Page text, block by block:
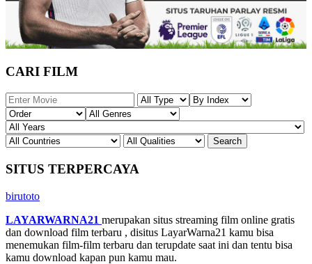
CARI FILM
SITUS TERPERCAYA
birutoto
LAYARWARNA21 merupakan situs streaming film online gratis
dan download film terbaru , disitus LayarWarna21 kamu bisa
menemukan film-film terbaru dan terupdate saat ini dan tentu bisa
kamu download kapan pun kamu mau.